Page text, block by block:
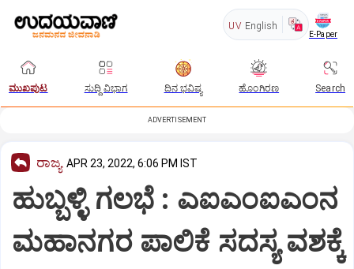
UV English
E-Paper
ಮುಖಪುಟ ಸುದ್ದಿ ವಿಭಾಗ ದಿನ ಭವಿಷ್ಯ ಹೊಂಗಿರಣ Search
ADVERTISEMENT
ರಾಜ್ಯ APR 23, 2022, 6:06 PM IST
ಹುಬ್ಬಳ್ಳಿ ಗಲಭೆ : ಎಐಎಂಐಎಂನ
ಮಹಾನಗರ ಪಾಲಿಕೆ ಸದಸ್ಯ ವಶಕ್ಕೆ